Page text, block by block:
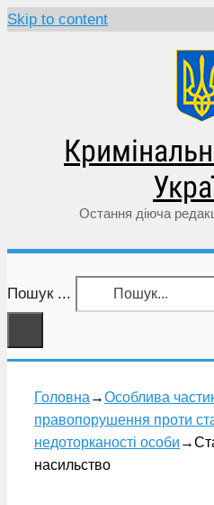
Skip to content
Остання діюча
Пошук ...
Головна →Особлива
правопорушення проти
недоторканості особи →
насильство